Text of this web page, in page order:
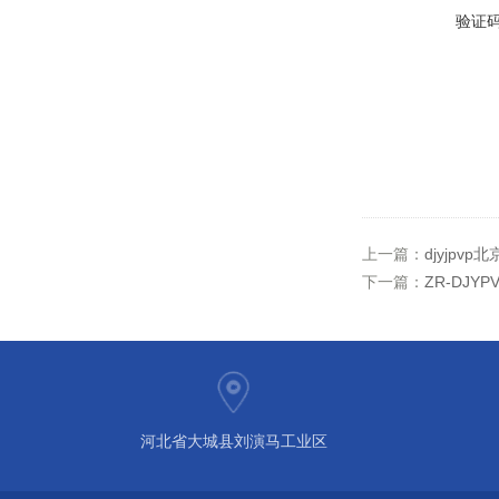
验证
上一篇： djyjpvp北
下一篇： ZR-
河北省大城县刘演马工业区